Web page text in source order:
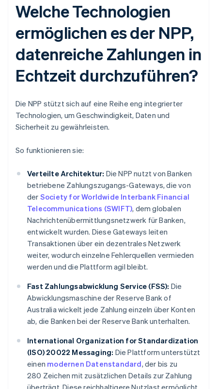
Welche Technologien
ermöglichen es der NPP,
datenreiche Zahlungen in
Echtzeit durchzuführen?
Die NPP stützt sich auf eine Reihe eng integrierter
Technologien, um Geschwindigkeit, Daten und
Sicherheit zu gewährleisten.
So funktionieren sie:
Verteilte Architektur: Die NPP nutzt von Banken
betriebene Zahlungszugangs-Gateways, die von
der Society for Worldwide Interbank Financial
Telecommunications (SWIFT), dem globalen
Nachrichtenübermittlungsnetzwerk für Banken,
entwickelt wurden. Diese Gateways leiten
Transaktionen über ein dezentrales Netzwerk
weiter, wodurch einzelne Fehlerquellen vermieden
werden und die Plattform agil bleibt.
Fast Zahlungsabwicklung Service (FSS): Die
Abwicklungsmaschine der Reserve Bank of
Australia wickelt jede Zahlung einzeln über Konten
ab, die Banken bei der Reserve Bank unterhalten.
International Organization for Standardization
(ISO) 20022 Messaging: Die Plattform unterstützt
einen modernen Datenstandard, der bis zu
280 Zeichen mit zusätzlichen Details zur Zahlung